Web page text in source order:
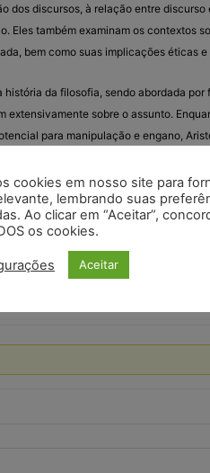
dos discursos, à relação entre discurso
Eles também examinam os contextos
bem como suas implicações éticas e
da filosofia, sendo abordada por
sobre o assunto.
para manipulação e engano,
a persuasão racional e a busca
para o desenvolvimento
diferentes contextos culturais e
hoje, especialmente no estudo da
áreas onde a persuasão
cookies em nosso site para
lembrando suas
Ao clicar em “Aceitar”,
os cookies.
Aceitar